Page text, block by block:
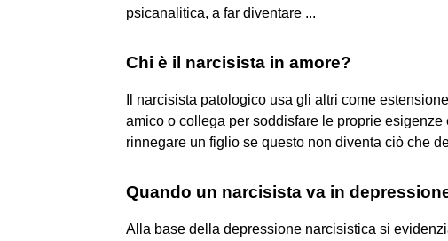
psicanalitica, a far diventare ...
Chi è il narcisista in amore?
Il narcisista patologico usa gli altri come
amico o collega per soddisfare le proprie
rinnegare un figlio se questo non diventa ciò che
Quando un narcisista va in
Alla base della depressione narcisistica si